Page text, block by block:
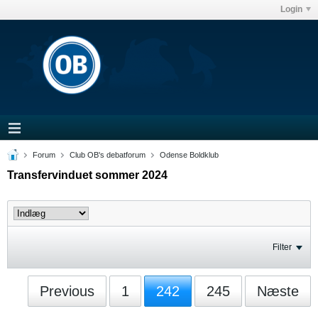
Login
Forum Club OB's debatforum Odense Boldklub
Transfervinduet sommer 2024
Filter
Previous 1 242 245 Næste